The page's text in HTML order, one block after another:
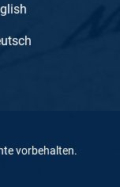
vorbehalten.